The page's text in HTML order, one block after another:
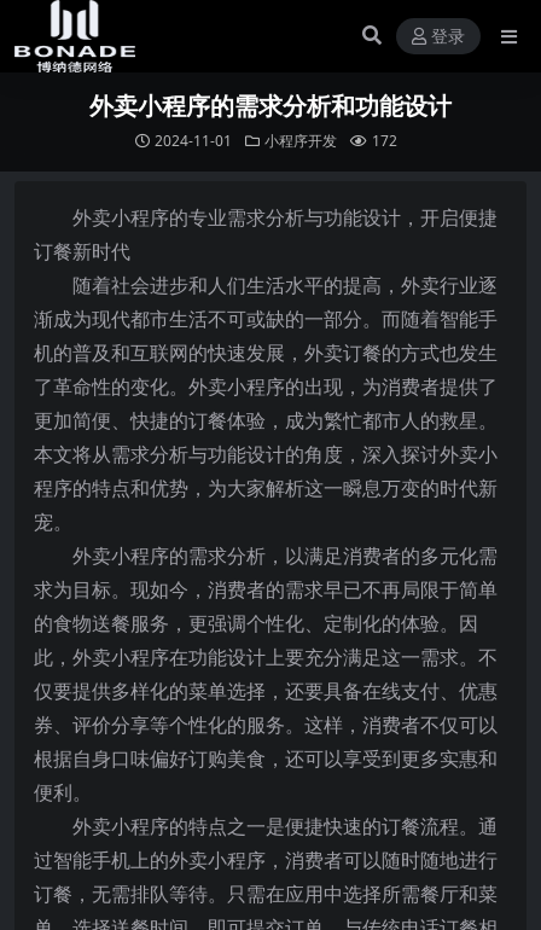
登录
外卖小程序的需求分析和功能设计
2024-11-01 小程序开发 172
外卖小程序的专业需求分析与功能设计，开启便捷
订餐新时代
随着社会进步和人们生活水平的提高，外卖行业逐
渐成为现代都市生活不可或缺的一部分。而随着智能手
机的普及和互联网的快速发展，外卖订餐的方式也发生
了革命性的变化。外卖小程序的出现，为消费者提供了
更加简便、快捷的订餐体验，成为繁忙都市人的救星。
本文将从需求分析与功能设计的角度，深入探讨外卖小
程序的特点和优势，为大家解析这一瞬息万变的时代新
宠。
外卖小程序的需求分析，以满足消费者的多元化需
求为目标。现如今，消费者的需求早已不再局限于简单
的食物送餐服务，更强调个性化、定制化的体验。因
此，外卖小程序在功能设计上要充分满足这一需求。不
仅要提供多样化的菜单选择，还要具备在线支付、优惠
券、评价分享等个性化的服务。这样，消费者不仅可以
根据自身口味偏好订购美食，还可以享受到更多实惠和
便利。
外卖小程序的特点之一是便捷快速的订餐流程。通
过智能手机上的外卖小程序，消费者可以随时随地进行
订餐，无需排队等待。只需在应用中选择所需餐厅和菜